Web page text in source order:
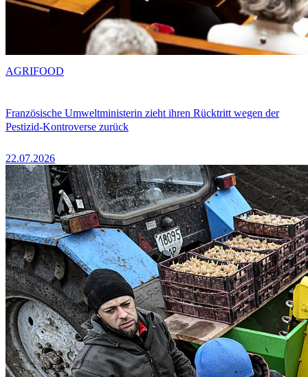
Französische Umweltministerin zieht ihren Rücktritt wegen der
Pestizid-Kontroverse zurück
22.07.2026
AGRIFOOD